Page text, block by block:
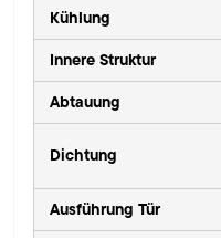
Kühlung
Innere Struktur
Abtauung
Dichtung
Ausführung Tür